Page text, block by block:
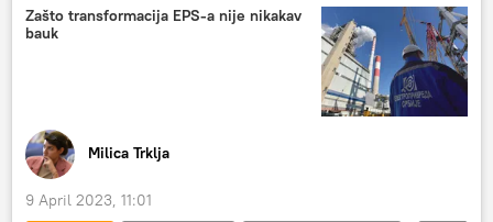
reke
izvori pijaće vode
vodovod
Energija Sputnjika
Zašto transformacija EPS-a nije nikakav
bauk
Milica Trklja
9 April 2023, 11:01